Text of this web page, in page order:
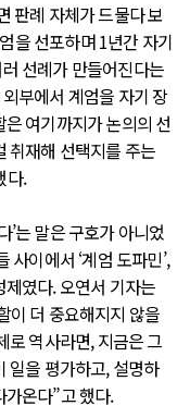
판례 자체가 드물다 보
을 선포하며 1년간 자기
선례가 만들어진다는
부에서 계엄을 자기 장
여기까지가 논의의 선
취재해 선택지를 주는
다.
’는 말은 구호가 아니었
사이에서 ‘계엄 도파민’,
제였다. 오연서 기자는
이 더 중요해지지 않을
로 역사라면, 지금은 그
일을 평가하고, 설명하
온다”고 했다.